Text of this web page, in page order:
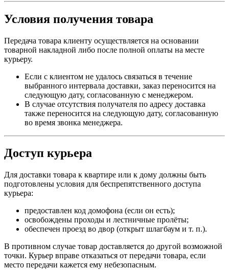
Условия получения товара
Передача товара клиенту осуществляется на основании
товарной накладной либо после полной оплаты на месте
курьеру.
Если с клиентом не удалось связаться в течение
выбранного интервала доставки, заказ переносится на
следующую дату, согласованную с менеджером.
В случае отсутствия получателя по адресу доставка
также переносится на следующую дату, согласованную
во время звонка менеджера.
Доступ курьера
Для доставки товара к квартире или к дому должны быть
подготовлены условия для беспрепятственного доступа
курьера:
предоставлен код домофона (если он есть);
освобождены проходы и лестничные пролёты;
обеспечен проезд во двор (открыт шлагбаум и т. п.).
В противном случае товар доставляется до другой возможной
точки. Курьер вправе отказаться от передачи товара, если
место передачи кажется ему небезопасным.